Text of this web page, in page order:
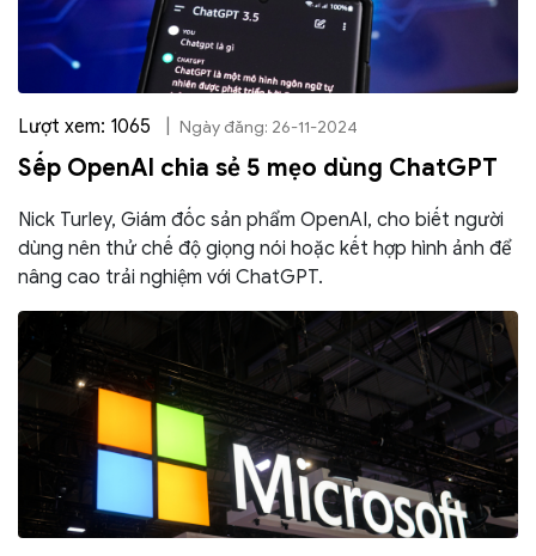
Lượt xem: 1065 Ngày đăng: 26-11-2024
Sếp OpenAI chia sẻ 5 mẹo dùng ChatGPT
Nick Turley, Giám đốc sản phẩm OpenAI, cho biết người
dùng nên thử chế độ giọng nói hoặc kết hợp hình ảnh để
nâng cao trải nghiệm với ChatGPT.